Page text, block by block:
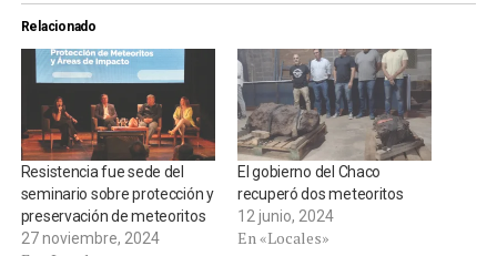
Relacionado
Resistencia fue sede del
seminario sobre protección y
preservación de meteoritos
27 noviembre, 2024
El gobierno del Chaco
recuperó dos meteoritos
12 junio, 2024
En «Locales»